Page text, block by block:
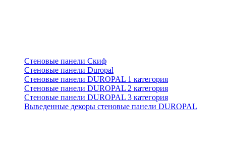
Стеновые панели Скиф
Стеновые панели Duropal
Стеновые панели DUROPAL 1 категория
Стеновые панели DUROPAL 2 категория
Стеновые панели DUROPAL 3 категория
Выведенные декоры стеновые панели DUROPAL